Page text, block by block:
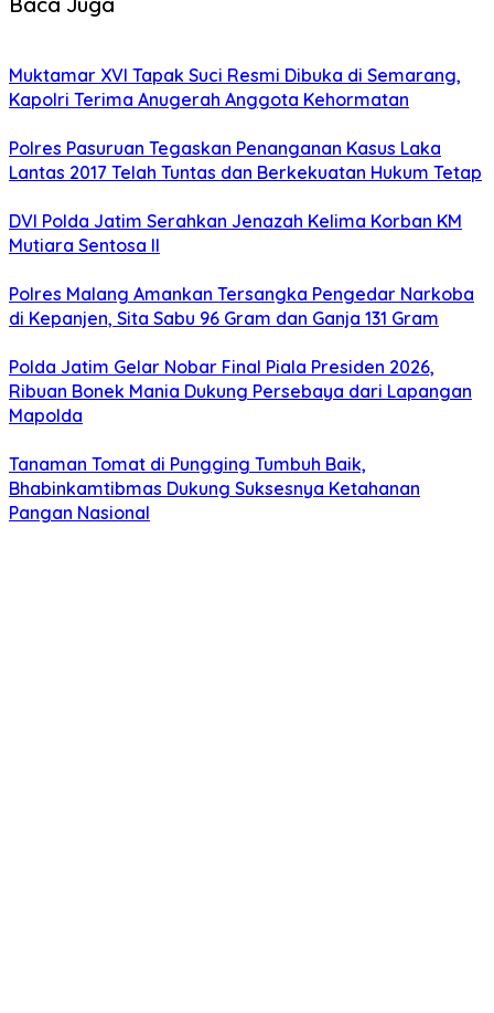
Muktamar XVI Tapak Suci Resmi Dibuka di Semarang,
Kapolri Terima Anugerah Anggota Kehormatan
Polres Pasuruan Tegaskan Penanganan Kasus Laka
Lantas 2017 Telah Tuntas dan Berkekuatan Hukum Tetap
DVI Polda Jatim Serahkan Jenazah Kelima Korban KM
Mutiara Sentosa II
Polres Malang Amankan Tersangka Pengedar Narkoba
di Kepanjen, Sita Sabu 96 Gram dan Ganja 131 Gram
Polda Jatim Gelar Nobar Final Piala Presiden 2026,
Ribuan Bonek Mania Dukung Persebaya dari Lapangan
Mapolda
Tanaman Tomat di Pungging Tumbuh Baik,
Bhabinkamtibmas Dukung Suksesnya Ketahanan
Pangan Nasional